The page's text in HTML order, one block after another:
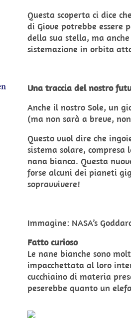
Questa scoperta ci dice
di Giove potrebbe essere
della sua stella, ma
sistemazione in orbita
Una traccia del nostro
Anche il nostro Sole, un
(ma non sarà a breve,
Questo vuol dire che
sistema solare,
nana bianca. Questa
forse alcuni dei pianeti
sopravvivere!
Immagine: NASA’s
Fatto curioso
Le nane bianche sono
impacchettata al loro
cucchiaino di materia
peserebbe quanto un